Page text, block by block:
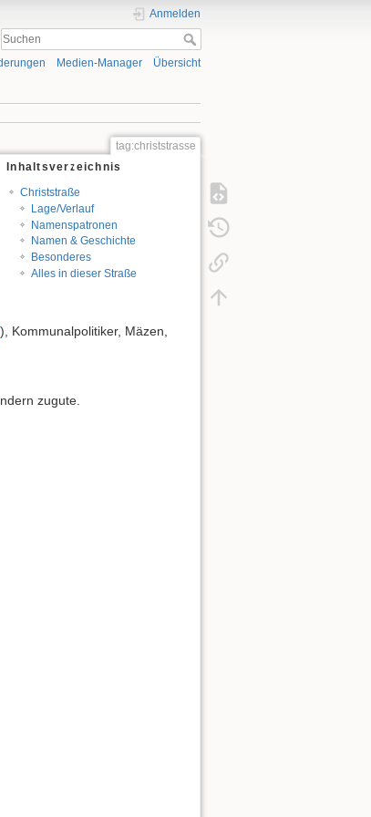
Anmelden
Medien-Manager Übersicht
tag:christstrasse
Inhaltsverzeichnis
Christstraße
Lage/Verlauf
Namenspatronen
Namen & Geschichte
Besonderes
Alles in dieser Straße
), Kommunalpolitiker, Mäzen,
zugute.